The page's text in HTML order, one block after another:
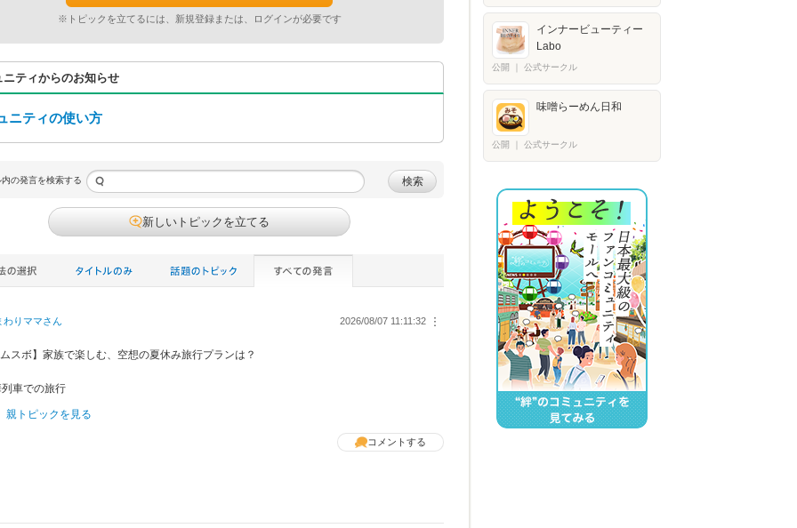
※トピックを立てるには、新規登録または、ログインが必要です
ニティからのお知らせ
ニティの使い方
の発言を検索する 検索
新しいトピックを立てる
わりママさん ︙
2026/08/07 11:11:32
スボ】家族で楽しむ、空想の夏休み旅行プランは？
車での旅行
親トピックを見る
コメントする
インナービューティー
Labo
公開 公式サークル
味噌らーめん日和
公開 公式サークル